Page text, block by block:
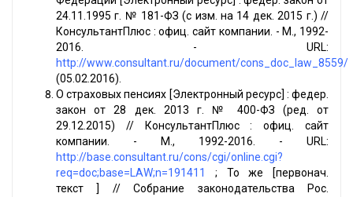
24.11.1995 г. № 181-ФЗ (с изм. на 14 дек. 2015 г.) //
КонсультантПлюс : офиц. сайт компании. - М., 1992-
2016. - URL:
http://www.consultant.ru/document/cons_doc_law_8559/
(05.02.2016).
О страховых пенсиях [Электронный ресурс] : федер.
закон от 28 дек. 2013 г. № 400-ФЗ (ред. от
29.12.2015) // КонсультантПлюс : офиц. сайт
компании. - М., 1992-2016. - URL:
http://base.consultant.ru/cons/cgi/online.cgi?
req=doc;base=LAW;n=191411
; То же [первонач.
текст ] // Собрание законодательства Рос.